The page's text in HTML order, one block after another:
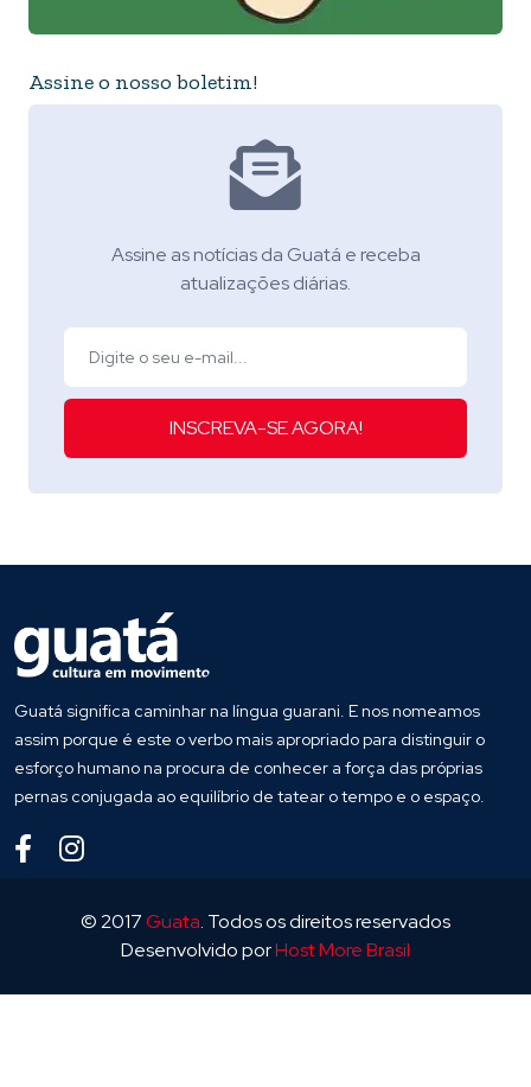
Assine o nosso boletim!
Assine as notícias da Guatá e receba
atualizações diárias.
INSCREVA-SE AGORA!
Guatá significa caminhar na língua guarani. E nos nomeamos
assim porque é este o verbo mais apropriado para distinguir o
esforço humano na procura de conhecer a força das próprias
pernas conjugada ao equilíbrio de tatear o tempo e o espaço.
© 2017Guata. Todos os direitos reservados
Desenvolvido porHost More Brasil